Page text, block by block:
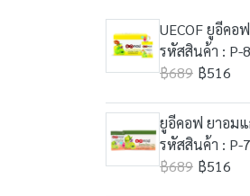
UECOF ยูอีค
รหัสสินค้า : P-
฿689 ฿516
ยูอีคอฟ ยาอมแ
รหัสสินค้า : P-
฿689 ฿516